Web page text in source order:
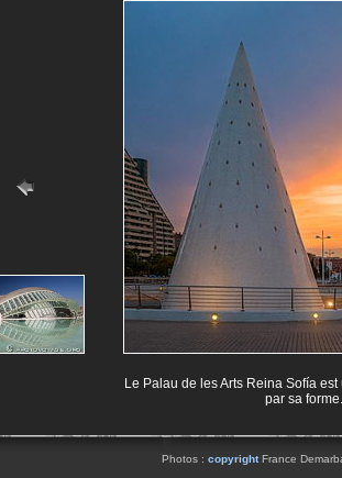
Le Palau de les Arts Reina Sofía
par sa
Photos : copyrightFrance